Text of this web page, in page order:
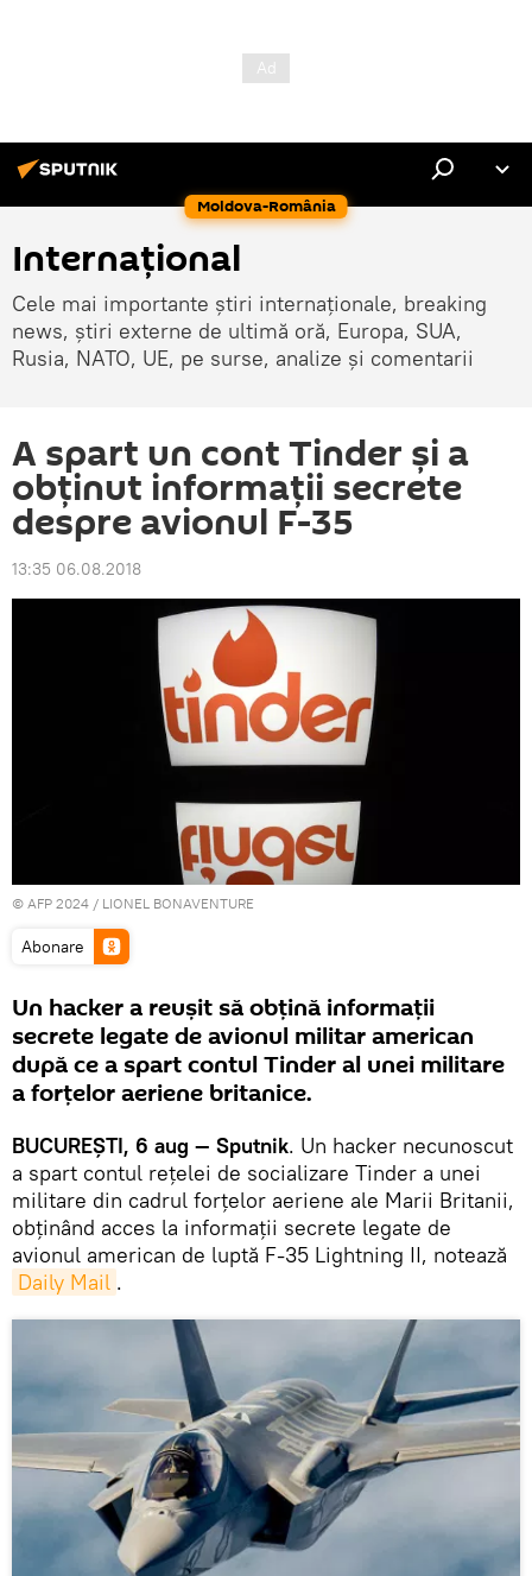
Moldova-România
Internaţional
Cele mai importante știri internaționale, breaking
news, știri externe de ultimă oră, Europa, SUA,
Rusia, NATO, UE, pe surse, analize și comentarii
A spart un cont Tinder și a
obținut informații secrete
despre avionul F-35
13:35 06.08.2018
© AFP 2024 / LIONEL BONAVENTURE
Abonare
Un hacker a reușit să obțină informații
secrete legate de avionul militar american
după ce a spart contul Tinder al unei militare
a forțelor aeriene britanice.
BUCUREȘTI, 6 aug — Sputnik. Un hacker necunoscut
a spart contul rețelei de socializare Tinder a unei
militare din cadrul forțelor aeriene ale Marii Britanii,
obținând acces la informații secrete legate de
avionul american de luptă F-35 Lightning II, notează
Daily Mail .